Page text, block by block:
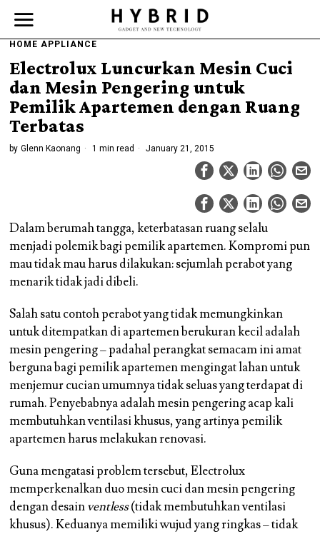
HOME APPLIANCE
Electrolux Luncurkan Mesin Cuci
dan Mesin Pengering untuk
Pemilik Apartemen dengan Ruang
Terbatas
by Glenn Kaonang 1 min read January 21, 2015
Dalam berumah tangga, keterbatasan ruang selalu
menjadi polemik bagi pemilik apartemen. Kompromi pun
mau tidak mau harus dilakukan: sejumlah perabot yang
menarik tidak jadi dibeli.
Salah satu contoh perabot yang tidak memungkinkan
untuk ditempatkan di apartemen berukuran kecil adalah
mesin pengering – padahal perangkat semacam ini amat
berguna bagi pemilik apartemen mengingat lahan untuk
menjemur cucian umumnya tidak seluas yang terdapat di
rumah. Penyebabnya adalah mesin pengering acap kali
membutuhkan ventilasi khusus, yang artinya pemilik
apartemen harus melakukan renovasi.
Guna mengatasi problem tersebut, Electrolux
memperkenalkan duo mesin cuci dan mesin pengering
dengan desainventless(tidak membutuhkan ventilasi
khusus). Keduanya memiliki wujud yang ringkas – tidak